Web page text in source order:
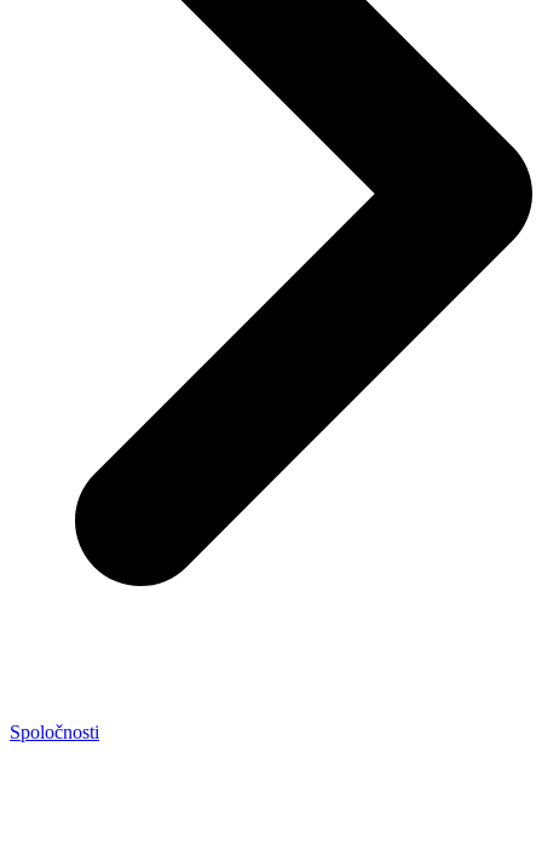
Spoločnosti